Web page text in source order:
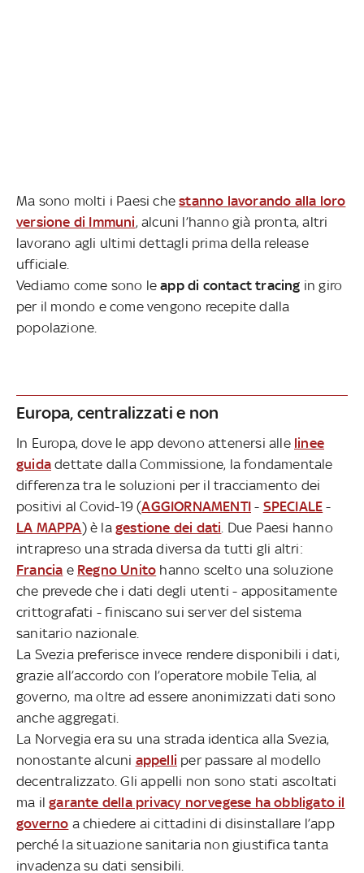
Ma sono molti i Paesi chestanno lavorando alla loro
versione di Immuni, alcuni l’hanno già pronta, altri
lavorano agli ultimi dettagli prima della release
ufficiale.
Vediamo come sono leapp di contact tracing in giro
per il mondo e come vengono recepite dalla
popolazione.
Europa, centralizzati e non
In Europa, dove le app devono attenersi alle linee
guida dettate dalla Commissione, la fondamentale
differenza tra le soluzioni per il tracciamento dei
positivi al Covid-19 (AGGIORNAMENTI - SPECIALE -
LA MAPPA) è lagestione dei dati . Due Paesi hanno
intrapreso una strada diversa da tutti gli altri:
Francia e Regno Unito hanno scelto una soluzione
che prevede che i dati degli utenti - appositamente
crittografati - finiscano sui server del sistema
sanitario nazionale.
La Svezia preferisce invece rendere disponibili i dati,
grazie all’accordo con l’operatore mobile Telia, al
governo, ma oltre ad essere anonimizzati dati sono
anche aggregati.
La Norvegia era su una strada identica alla Svezia,
nonostante alcuni appelli per passare al modello
decentralizzato. Gli appelli non sono stati ascoltati
ma ilgarante della privacy norvegese ha obbligato il
governo a chiedere ai cittadini di disinstallare l’app
perché la situazione sanitaria non giustifica tanta
invadenza su dati sensibili.